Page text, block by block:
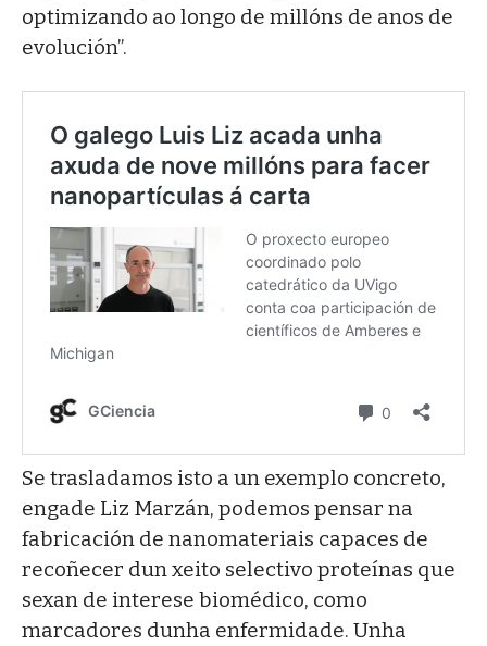
optimizando ao longo de millóns de anos de
evolución”.
Se trasladamos isto a un exemplo concreto,
engade Liz Marzán, podemos pensar na
fabricación de nanomateriais capaces de
recoñecer dun xeito selectivo proteínas que
sexan de interese biomédico, como
marcadores dunha enfermidade. Unha